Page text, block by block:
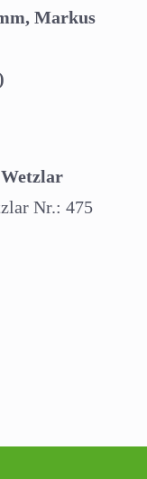
Markus
Nr.: 475